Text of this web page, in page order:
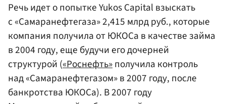
Речь идет о попытке Yukos Capital взыскать
с «Самаранефтегаза» 2,415 млрд руб., которые
компания получила от ЮКОСа в качестве займа
в 2004 году, еще будучи его дочерней
структурой («Роснефть»получила контроль
над «Самаранефтегазом» в 2007 году, после
банкротства ЮКОСа). В 2007 году